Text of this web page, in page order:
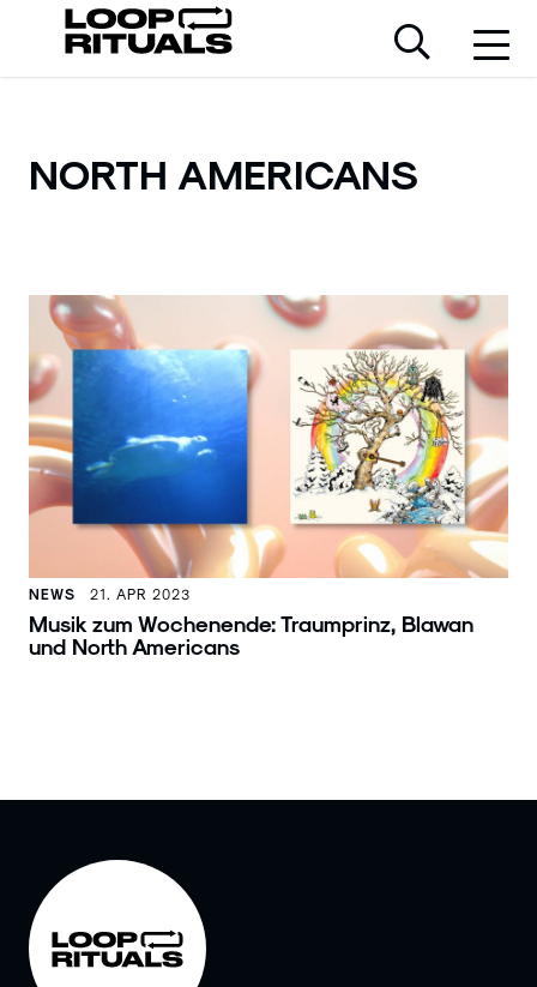
NORTH AMERICANS
NEWS 21. APR 2023
Musik zum Wochenende: Traumprinz, Blawan
und North Americans